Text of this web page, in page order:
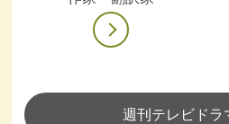
週刊テレビドラ